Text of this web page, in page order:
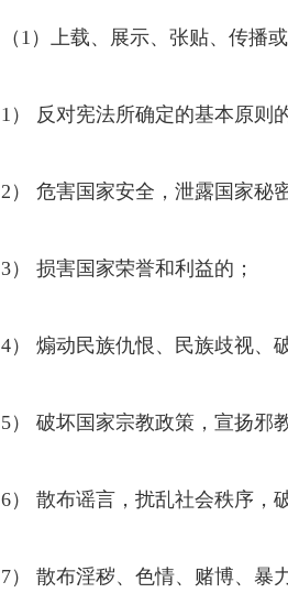
（1）上载、展示、张贴、传播
1） 反对宪法所确定的基本原则
2） 危害国家安全，泄露国家秘
3） 损害国家荣誉和利益的；
4） 煽动民族仇恨、民族歧视、
5） 破坏国家宗教政策，宣扬邪
6） 散布谣言，扰乱社会秩序，
7） 散布淫秽、色情、赌博、暴